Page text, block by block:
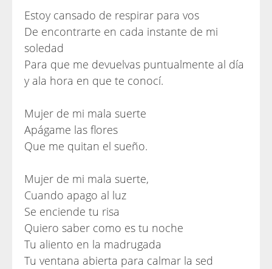
Estoy cansado de respirar para vos
De encontrarte en cada instante de mi
soledad
Para que me devuelvas puntualmente al día
y ala hora en que te conocí.
Mujer de mi mala suerte
Apágame las flores
Que me quitan el sueño.
Mujer de mi mala suerte,
Cuando apago al luz
Se enciende tu risa
Quiero saber como es tu noche
Tu aliento en la madrugada
Tu ventana abierta para calmar la sed